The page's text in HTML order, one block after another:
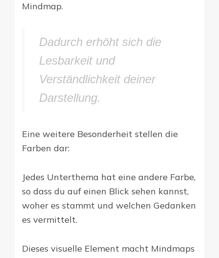
Mindmap.
Dadurch erhöht sich die
Lesbarkeit und
Verständlichkeit deiner
Darstellung.
Eine weitere Besonderheit stellen die
Farben dar:
Jedes Unterthema hat eine andere Farbe,
so dass du auf einen Blick sehen kannst,
woher es stammt und welchen Gedanken
es vermittelt.
Dieses visuelle Element macht Mindmaps